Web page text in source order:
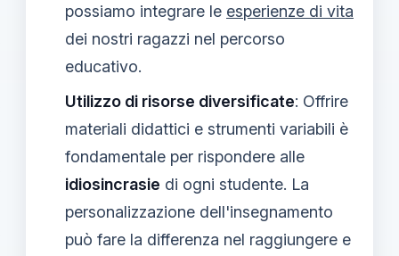
possiamo integrare le esperienze di vita
dei nostri ragazzi nel percorso
educativo.
Utilizzo di risorse diversificate: Offrire
materiali didattici e strumenti variabili è
fondamentale per rispondere alle
idiosincrasie di ogni studente. La
personalizzazione dell'insegnamento
può fare la differenza nel raggiungere e